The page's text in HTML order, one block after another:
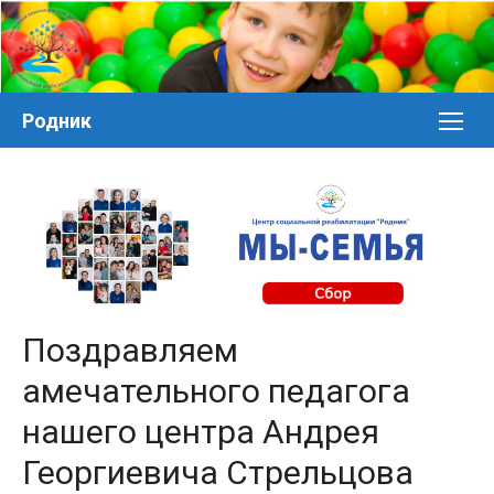
Перейти
к
контенту
Родник
Поздравляем
амечательного педагога
нашего центра Андрея
Георгиевича Стрельцова